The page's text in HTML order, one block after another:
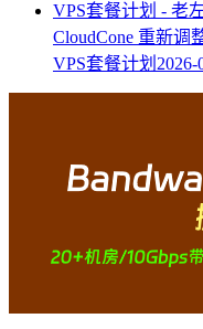
CloudCone 重新调
VPS套餐计划 2026-